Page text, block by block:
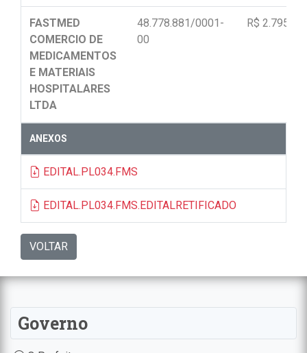
FASTMED
COMERCIO DE
MEDICAMENTOS
E MATERIAIS
HOSPITALARES
LTDA
48.778.881/0001-
00
R$ 2.795,00
ANEXOS
EDITAL.PL034.FMS
EDITAL.PL034.FMS.EDITALRETIFICADO
VOLTAR
Governo